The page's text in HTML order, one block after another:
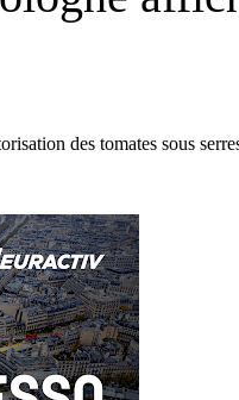
des tomates sous